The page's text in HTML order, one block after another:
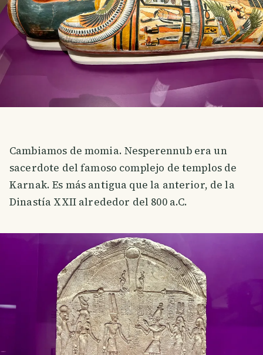
Cambiamos de momia. Nesperennub era un
sacerdote del famoso complejo de templos de
Karnak. Es más antigua que la anterior, de la
Dinastía XXII alrededor del 800 a.C.